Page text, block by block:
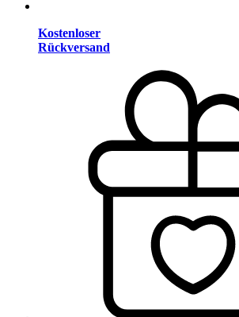
Kostenloser
Rückversand